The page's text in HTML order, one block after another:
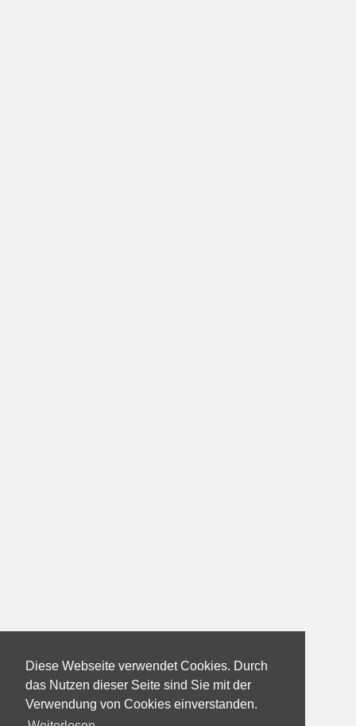
Diese Webseite verwendet Cookies. Durch
das Nutzen dieser Seite sind Sie mit der
Verwendung von Cookies einverstanden.